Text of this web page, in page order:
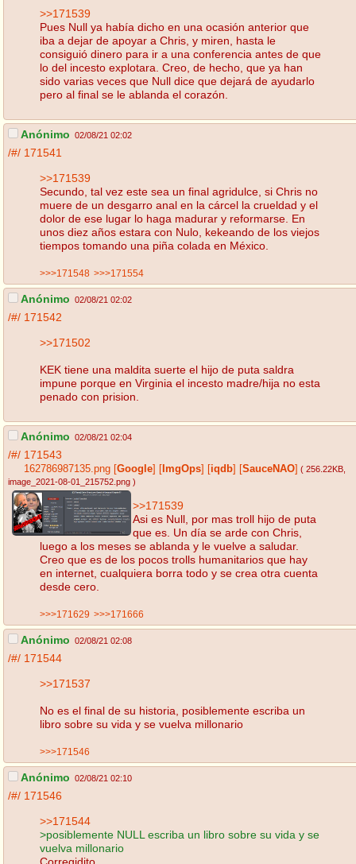
>>171539
Pues Null ya había dicho en una ocasión anterior que
iba a dejar de apoyar a Chris, y miren, hasta le
consiguió dinero para ir a una conferencia antes de que
lo del incesto explotara. Creo, de hecho, que ya han
sido varias veces que Null dice que dejará de ayudarlo
pero al final se le ablanda el corazón.
Anónimo 02/08/21 02:02
/#/ 171541
>>171539
Secundo, tal vez este sea un final agridulce, si Chris no
muere de un desgarro anal en la cárcel la crueldad y el
dolor de ese lugar lo haga madurar y reformarse. En
unos diez años estara con Nulo, kekeando de los viejos
tiempos tomando una piña colada en México.
>>>171548 >>>171554
Anónimo 02/08/21 02:02
/#/ 171542
>>171502
KEK tiene una maldita suerte el hijo de puta saldra
impune porque en Virginia el incesto madre/hija no esta
penado con prision.
Anónimo 02/08/21 02:04
/#/ 171543
162786987135.png Google ImgOps iqdb SauceNAO ( 256.22KB
image_2021-08-01_215752.png )
>>171539
Asi es Null, por mas troll hijo de puta
que es. Un día se arde con Chris,
luego a los meses se ablanda y le vuelve a saludar.
Creo que es de los pocos trolls humanitarios que hay
en internet, cualquiera borra todo y se crea otra cuenta
desde cero.
>>>171629 >>>171666
Anónimo 02/08/21 02:08
/#/ 171544
>>171537
No es el final de su historia, posiblemente escriba un
libro sobre su vida y se vuelva millonario
>>>171546
Anónimo 02/08/21 02:10
/#/ 171546
>>171544
>posiblemente NULL escriba un libro sobre su vida y se
vuelva millonario